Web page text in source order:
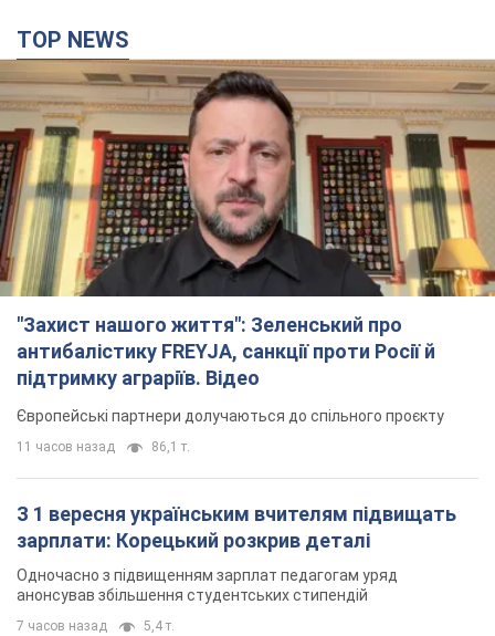
TOP NEWS
"Захист нашого життя": Зеленський про
антибалістику FREYJA, санкції проти Росії й
підтримку аграріїв. Відео
Європейські партнери долучаються до спільного проєкту
11 часов назад 86,1 т.
З 1 вересня українським вчителям підвищать
зарплати: Корецький розкрив деталі
Одночасно з підвищенням зарплат педагогам уряд
анонсував збільшення студентських стипендій
7 часов назад 5,4 т.